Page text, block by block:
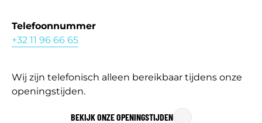
Telefoonnummer
+32 11 96 66 65
Wij zijn telefonisch alleen bereikbaar tijdens onze
openingstijden.
BEKIJK ONZE OPENINGSTIJDEN